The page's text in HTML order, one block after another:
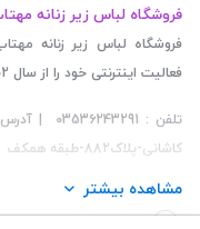
فروشگاه لباس زیر زنانه
فروشگاه لباس زیر زنانه
فعالیت اینترنتی خود را از سال 1402 آغاز نموده است
کاشانی-پلاک882-طبقه همکف
مشاهده بیشتر